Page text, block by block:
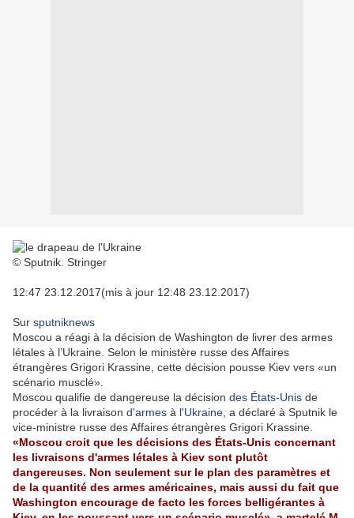
© Sputnik. Stringer
12:47 23.12.2017(mis à jour 12:48 23.12.2017)
Sur sputniknews
Moscou a réagi à la décision de Washington de livrer des armes
létales à l’Ukraine. Selon le ministère russe des Affaires
étrangères Grigori Krassine, cette décision pousse Kiev vers «un
scénario musclé».
Moscou qualifie de dangereuse la décision des États-Unis de
procéder à la livraison d'armes à l'Ukraine , a déclaré à Sputnik le
vice-ministre russe des Affaires étrangères Grigori Krassine.
«Moscou croit que les décisions des États-Unis concernant
les livraisons d'armes létales à Kiev sont plutôt
dangereuses. Non seulement sur le plan des paramètres et
de la quantité des armes américaines, mais aussi du fait que
Washington encourage de facto les forces belligérantes à